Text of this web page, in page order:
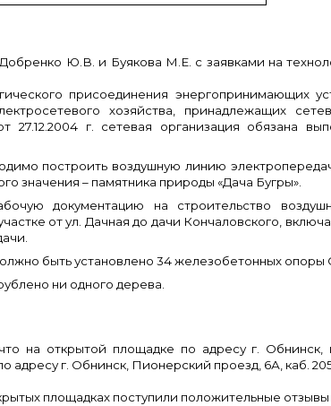
Ю.В. и Буякова М.Е. с заявками на
присоединения энергопринимающих
хозяйства, принадлежащих
г. сетевая организация обязана
построить воздушную линию
значения – памятника природы «Дача Бугры».
документацию на строительство
от ул. Дачная до дачи Кончаловского,
быть установлено 34 железобетонных
ни одного дерева.
на открытой площадке по адресу г.
адресу г. Обнинск, Пионерский проезд, 6А, каб.
площадках поступили положительные